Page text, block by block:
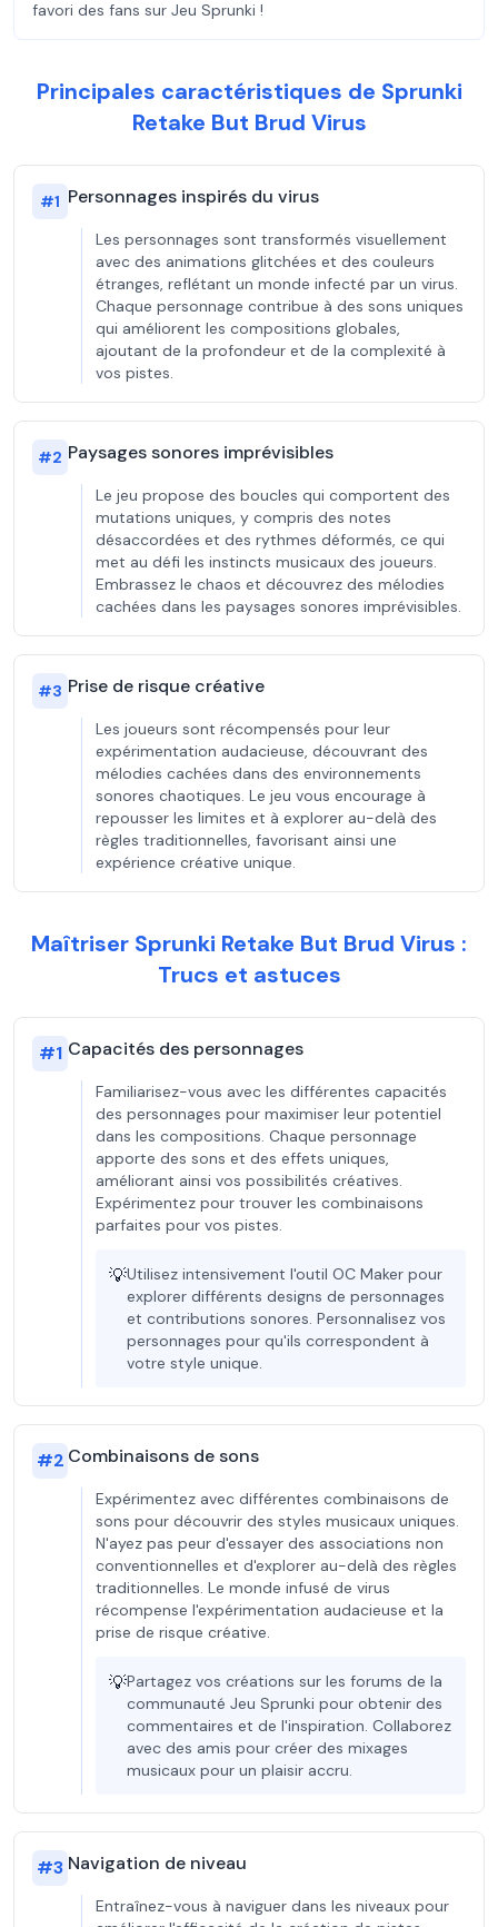
favori des fans sur Jeu Sprunki !
Principales caractéristiques de Sprunki
Retake But Brud Virus
#1 Personnages inspirés du virus
Les personnages sont transformés visuellement
avec des animations glitchées et des couleurs
étranges, reflétant un monde infecté par un virus.
Chaque personnage contribue à des sons uniques
qui améliorent les compositions globales,
ajoutant de la profondeur et de la complexité à
vos pistes.
#2 Paysages sonores imprévisibles
Le jeu propose des boucles qui comportent des
mutations uniques, y compris des notes
désaccordées et des rythmes déformés, ce qui
met au défi les instincts musicaux des joueurs.
Embrassez le chaos et découvrez des mélodies
cachées dans les paysages sonores imprévisibles.
#3 Prise de risque créative
Les joueurs sont récompensés pour leur
expérimentation audacieuse, découvrant des
mélodies cachées dans des environnements
sonores chaotiques. Le jeu vous encourage à
repousser les limites et à explorer au-delà des
règles traditionnelles, favorisant ainsi une
expérience créative unique.
Maîtriser Sprunki Retake But Brud Virus :
Trucs et astuces
#1 Capacités des personnages
Familiarisez-vous avec les différentes capacités
des personnages pour maximiser leur potentiel
dans les compositions. Chaque personnage
apporte des sons et des effets uniques,
améliorant ainsi vos possibilités créatives.
Expérimentez pour trouver les combinaisons
parfaites pour vos pistes.
💡Utilisez intensivement l'outil OC Maker pour
explorer différents designs de personnages
et contributions sonores. Personnalisez vos
personnages pour qu'ils correspondent à
votre style unique.
#2 Combinaisons de sons
Expérimentez avec différentes combinaisons de
sons pour découvrir des styles musicaux uniques.
N'ayez pas peur d'essayer des associations non
conventionnelles et d'explorer au-delà des règles
traditionnelles. Le monde infusé de virus
récompense l'expérimentation audacieuse et la
prise de risque créative.
💡Partagez vos créations sur les forums de la
communauté Jeu Sprunki pour obtenir des
commentaires et de l'inspiration. Collaborez
avec des amis pour créer des mixages
musicaux pour un plaisir accru.
#3 Navigation de niveau
Entraînez-vous à naviguer dans les niveaux pour